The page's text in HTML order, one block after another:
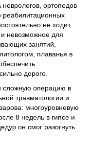
ортопедов
реабилитационных
не ходит,
невозможное для
занятий,
плаванья в
дорого.
сложную операцию в
травматологии и
многоуровневую
8 недель в гипсе и
он смог разогнуть